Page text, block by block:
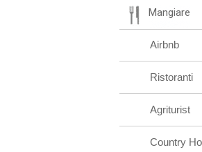
Mangiare
Airbnb
Ristoranti
Agriturist
Country